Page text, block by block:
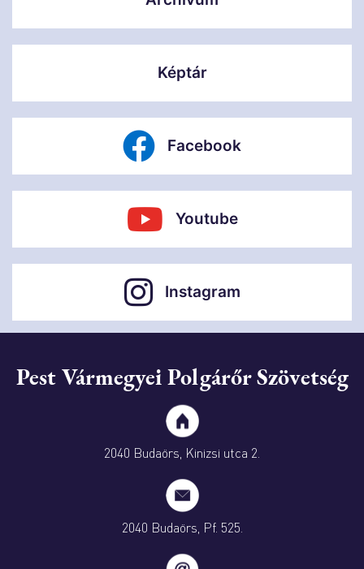
Képtár
Facebook
Youtube
Instagram
Pest Vármegyei Polgárőr Szövetség
2040 Budaörs, Kinizsi utca 2.
2040 Budaörs, Pf. 525.